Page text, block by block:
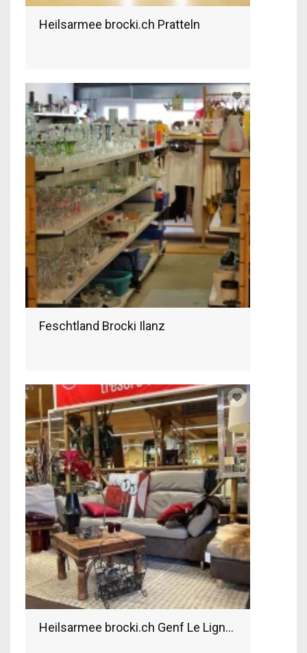
Heilsarmee brocki.ch Pratteln
Feschtland Brocki Ilanz
Heilsarmee brocki.ch Genf Le Lignon